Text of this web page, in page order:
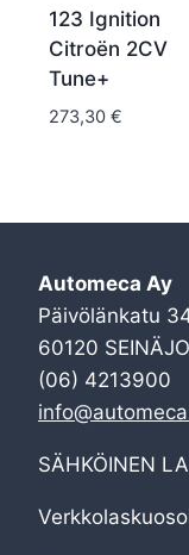
123 Ignition
Citroën 2CV
Tune+
273,30 €
Automeca Ay
Päivölänkatu
60120
(06) 4213900
SÄHKÖINEN